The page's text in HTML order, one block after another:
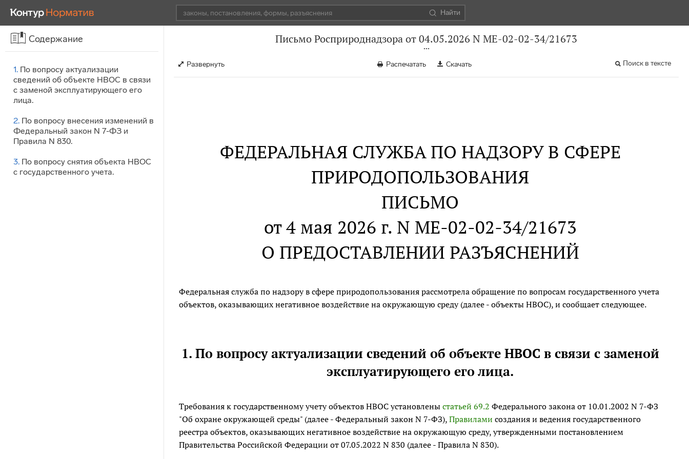
Найти
Содержание
1. По вопросу актуализации
сведений об объекте НВОС в связи
с заменой эксплуатирующего его
лица.
2. По вопросу внесения изменений в
Федеральный закон N 7-ФЗ и
Правила N 830.
3. По вопросу снятия объекта НВОС
с государственного учета.
Письмо Росприроднадзора от 04.05.2026 N МЕ-02-02-34/21673
Развернуть Распечатать Скачать Поиск в тексте
ФЕДЕРАЛЬНАЯ СЛУЖБА ПО НАДЗОРУ В СФЕРЕ
ПРИРОДОПОЛЬЗОВАНИЯ
ПИСЬМО
от 4 мая 2026 г. N МЕ-02-02-34/21673
О ПРЕДОСТАВЛЕНИИ РАЗЪЯСНЕНИЙ
Федеральная служба по надзору в сфере природопользования рассмотрела обращение по вопросам государственного учета
объектов, оказывающих негативное воздействие на окружающую среду (далее - объекты НВОС), и сообщает следующее.
1. По вопросу актуализации сведений об объекте НВОС в связи с заменой
эксплуатирующего его лица.
Требования к государственному учету объектов НВОС установлены статьей 69.2 Федерального закона от 10.01.2002 N 7-ФЗ
"Об охране окружающей среды" (далее - Федеральный закон N 7-ФЗ), Правилами создания и ведения государственного
реестра объектов, оказывающих негативное воздействие на окружающую среду, утвержденными постановлением
Правительства Российской Федерации от 07.05.2022 N 830 (далее - Правила N 830).